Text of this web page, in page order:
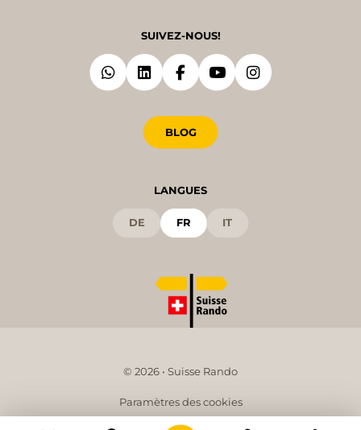
SUIVEZ-NOUS!
BLOG
LANGUES
DE FR IT
© 2026 • Suisse Rando
Paramètres des cookies